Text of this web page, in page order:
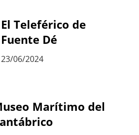
El Teleférico de
Fuente Dé
23/06/2024
Marítimo del